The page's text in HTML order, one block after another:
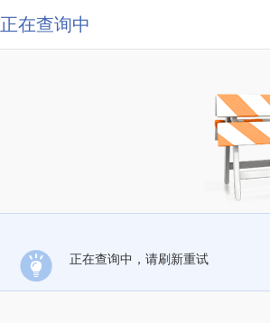
正在查询中
正在查询中，请刷新重试